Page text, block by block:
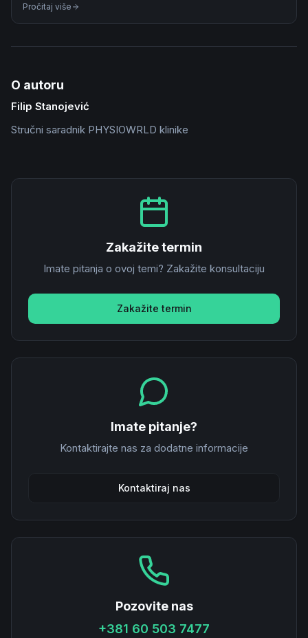
Pročitaj više
O autoru
Filip Stanojević
Stručni saradnik PHYSIOWRLD klinike
Zakažite termin
Imate pitanja o ovoj temi? Zakažite konsultaciju
Zakažite termin
Imate pitanje?
Kontaktirajte nas za dodatne informacije
Kontaktiraj nas
Pozovite nas
+381 60 503 7477